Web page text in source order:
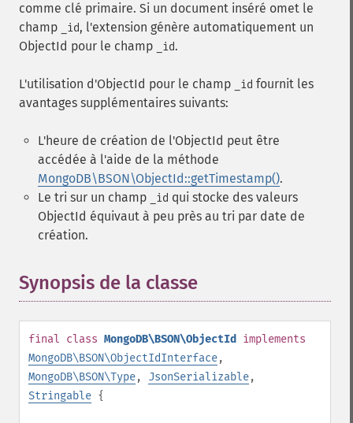
comme clé primaire. Si un document inséré omet le
champ
_id, l'extension génère automatiquement un
ObjectId pour le champ
_id.
L'utilisation d'ObjectId pour le champ _id fournit les
avantages supplémentaires suivants:
L'heure de création de l'ObjectId peut être
accédée à l'aide de la méthode
MongoDB\BSON\ObjectId::getTimestamp().
Le tri sur un champ
_id qui stocke des valeurs
ObjectId équivaut à peu près au tri par date de
création.
Synopsis de la classe
final class MongoDB\BSON\ObjectId
implements
MongoDB\BSON\ObjectIdInterface,
MongoDB\BSON\Type, JsonSerializable,
Stringable {